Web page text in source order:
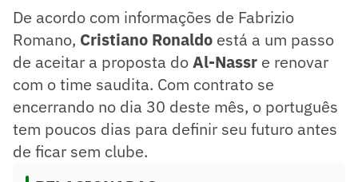
De acordo com informações de Fabrizio
Romano, Cristiano Ronaldo está a um passo
de aceitar a proposta doAl-Nassr e renovar
com o time saudita. Com contrato se
encerrando no dia 30 deste mês, o português
tem poucos dias para definir seu futuro antes
de ficar sem clube.